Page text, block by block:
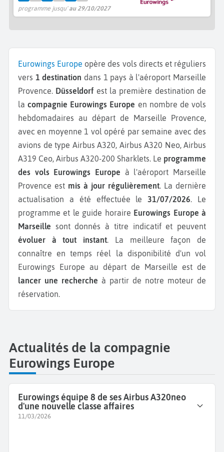
programme jusqu'au 29/10/2027
Eurowings Europe opère des vols directs et réguliers
vers 1 destination dans 1 pays à l'aéroport Marseille
Provence. Düsseldorf est la première destination de
lacompagnie Eurowings Europe en nombre de vols
hebdomadaires au départ de Marseille Provence,
avec en moyenne 1 vol opéré par semaine avec des
avions de type Airbus A320, Airbus A320 Neo, Airbus
A319 Ceo, Airbus A320-200 Sharklets. Le programme
des vols Eurowings Europe à l'aéroport Marseille
Provence est mis à jour régulièrement . La dernière
actualisation a été effectuée le 31/07/2026 . Le
programme et le guide horaire Eurowings Europe à
Marseille sont donnés à titre indicatif et peuvent
évoluer à tout instant . La meilleure façon de
connaître en temps réel la disponibilité d'un vol
Eurowings Europe au départ de Marseille est de
lancer une recherche à partir de notre moteur de
réservation.
Actualités de la compagnie
Eurowings Europe
Eurowings équipe 8 de ses Airbus A320neo
d'une nouvelle classe affaires
11/03/2026